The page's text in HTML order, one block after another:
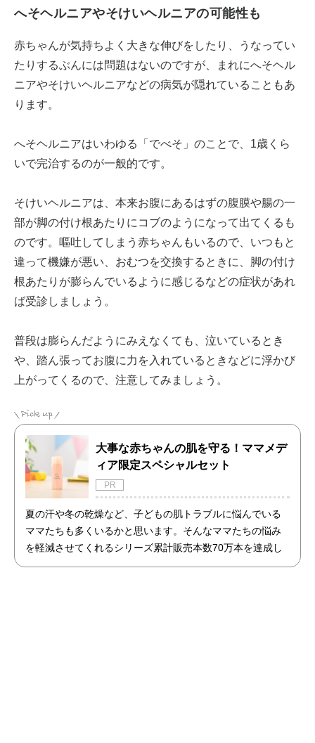
へそヘルニアやそけいヘルニアの可能性も
赤ちゃんが気持ちよく大きな伸びをしたり、うなってい
たりするぶんには問題はないのですが、まれにへそヘル
ニアやそけいヘルニアなどの病気が隠れていることもあ
ります。
へそヘルニアはいわゆる「でべそ」のことで、1歳くら
いで完治するのが一般的です。
そけいヘルニアは、本来お腹にあるはずの腹膜や腸の一
部が脚の付け根あたりにコブのようになって出てくるも
のです。嘔吐してしまう赤ちゃんもいるので、いつもと
違って機嫌が悪い、おむつを交換するときに、脚の付け
根あたりが膨らんでいるように感じるなどの症状があれ
ば受診しましょう。
普段は膨らんだようにみえなくても、泣いているとき
や、踏ん張ってお腹に力を入れているときなどに浮かび
上がってくるので、注意してみましょう。
大事な赤ちゃんの肌を守る！ママメデ
ィア限定スペシャルセット
PR
夏の汗や冬の乾燥など、子どもの肌トラブルに悩んでいる
ママたちも多くいるかと思います。そんなママたちの悩み
を軽減させてくれるシリーズ累計販売本数70万本を達成し
た商品「アトピッグ」と「敏感肌用石鹸ホイップソープ」